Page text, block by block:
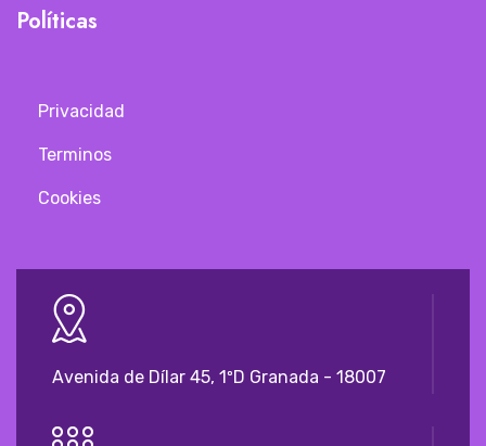
Políticas
Privacidad
Terminos
Cookies
Avenida de Dílar 45, 1ºD Granada - 18007